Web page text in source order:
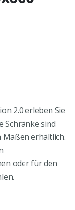
2.0 erleben Sie
Schränke sind
erhältlich.
oder für den